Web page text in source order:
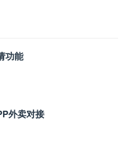
功能
外卖对接